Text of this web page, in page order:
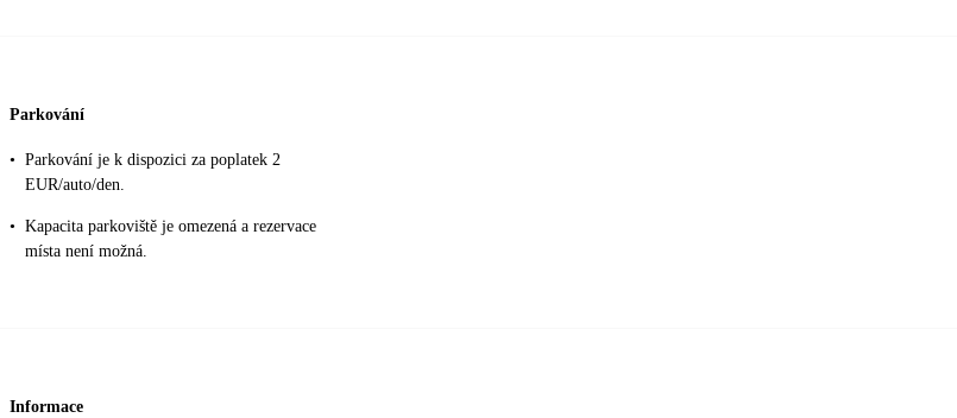
Parkování
• Parkování je k dispozici za poplatek 2
EUR/auto/den.
• Kapacita parkoviště je omezená a rezervace
místa není možná.
Informace